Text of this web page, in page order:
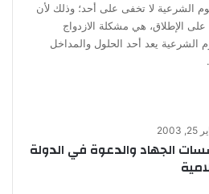
الشرعية لا تخفى على أحد؛ وذلك لأن
على الإطلاق، هي مشكلة الازدواج
الشرعية يعد أحد الحلول والمداخل
2003
الجهاد والدعوة في الدولة